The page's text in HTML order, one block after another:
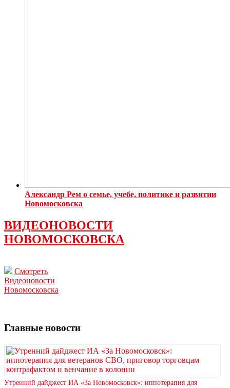
Александр Рем о семье, учебе, политике и развитии
Новомосковска
ВИДЕОНОВОСТИ
НОВОМОСКОВСКА
Смотреть
Видеоновости
Новомосковска
Главные новости
Утренний дайджест ИА «За Новомосковск»: иппотерапия для